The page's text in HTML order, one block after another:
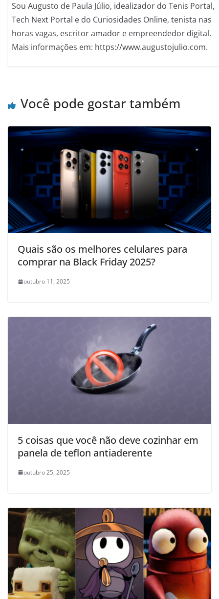
Sou Augusto de Paula Júlio, idealizador do Tenis Portal,
Tech Next Portal e do Curiosidades Online, tenista nas
horas vagas, escritor amador e empreendedor digital.
Mais informações em: https://www.augustojulio.com.
Você pode gostar também
Quais são os melhores celulares para
comprar na Black Friday 2025?
outubro 11, 2025
5 coisas que você não deve cozinhar em
panela de teflon antiaderente
outubro 25, 2025